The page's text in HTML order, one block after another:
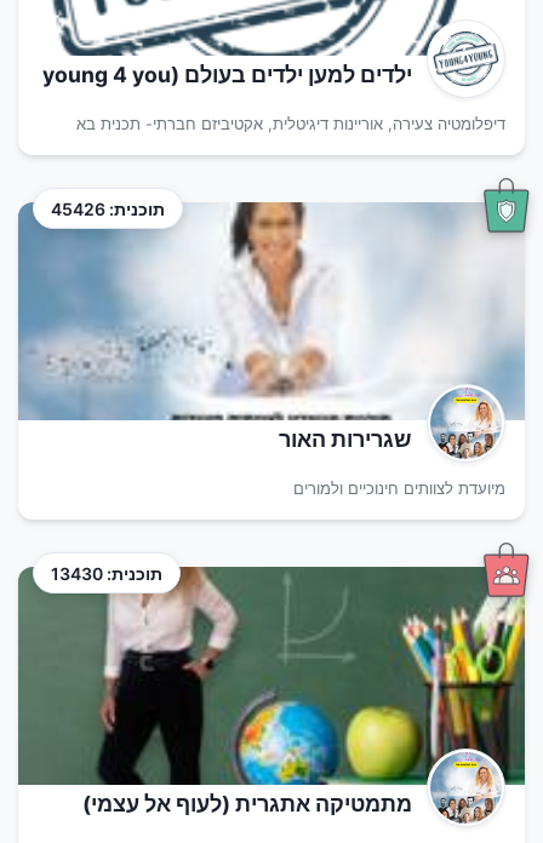
ילדים למען ילדים בעולם (young 4 you
דיפלומטיה צעירה, אוריינות דיגיטלית, אקטיביזם חברתי- תכנית בא
תוכנית: 45426
שגרירות האור
מיועדת לצוותים חינוכיים ולמורים
תוכנית: 13430
מתמטיקה אתגרית (לעוף אל עצמי)